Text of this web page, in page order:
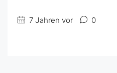
7 Jahren vor 0